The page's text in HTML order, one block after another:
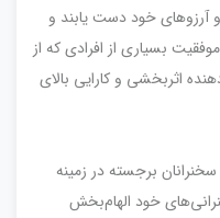
آرزوهای خود دست یابند و
بسیاری از افرادی که از
اثربخشی و کارایی بالای
برجسته در زمینه
خود الهام‌بخش